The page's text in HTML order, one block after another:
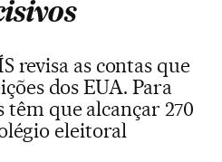
revisa as contas que
dos EUA. Para
têm que alcançar 270
eleitoral